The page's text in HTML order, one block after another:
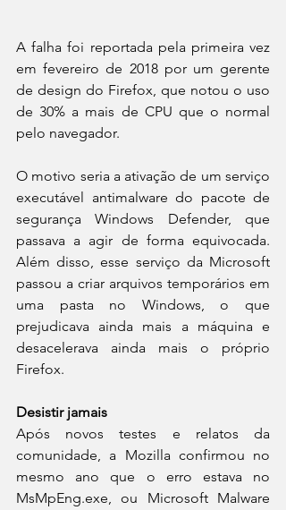
A falha foi reportada pela primeira vez
em fevereiro de 2018 por um gerente
de design do Firefox, que notou o uso
de 30% a mais de CPU que o normal
pelo navegador.
O motivo seria a ativação de um serviço
executável antimalware do pacote de
segurança Windows Defender, que
passava a agir de forma equivocada.
Além disso, esse serviço da Microsoft
passou a criar arquivos temporários em
uma pasta no Windows, o que
prejudicava ainda mais a máquina e
desacelerava ainda mais o próprio
Firefox.
Desistir jamais
Após novos testes e relatos da
comunidade, a Mozilla confirmou no
mesmo ano que o erro estava no
MsMpEng.exe, ou Microsoft Malware